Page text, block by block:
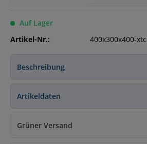
Auf Lager
Artikel-Nr.:
400x300x400-xtc
Beschreibung
Artikeldaten
Grüner Versand